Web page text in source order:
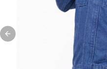
Previous slide